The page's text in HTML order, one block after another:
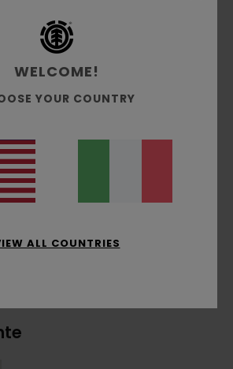
con pile, 360 g/m²
vestibilità Regular
sul lato
principale] 100%
WELCOME!
YOUR COUNTRY
ALL COUNTRIES